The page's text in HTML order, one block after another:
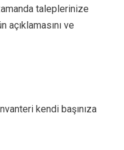
taleplerinize
ve
kendi başınıza